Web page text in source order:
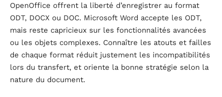
OpenOffice offrent la liberté d’enregistrer au format
ODT, DOCX ou DOC. Microsoft Word accepte les ODT,
mais reste capricieux sur les fonctionnalités avancées
ou les objets complexes. Connaître les atouts et failles
de chaque format réduit justement les incompatibilités
lors du transfert, et oriente la bonne stratégie selon la
nature du document.